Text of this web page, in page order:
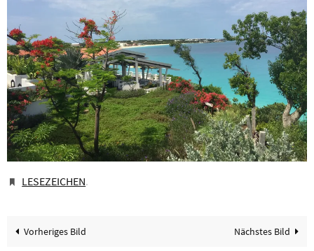
LESEZEICHEN.
Vorheriges Bild Nächstes Bild